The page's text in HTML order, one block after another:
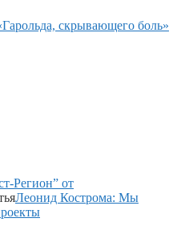
скрывающего боль»
Регион” от
Леонид Кострома: Мы